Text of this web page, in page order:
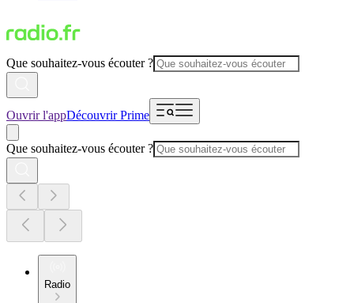
Que souhaitez-vous écouter ?
Ouvrir l'appDécouvrir Prime
Que souhaitez-vous écouter ?
Radio